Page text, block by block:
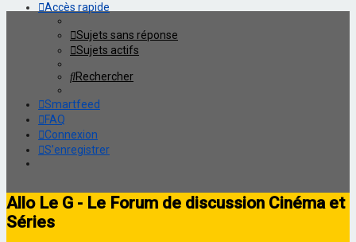
Accès rapide
Sujets sans réponse
Sujets actifs
Rechercher
Smartfeed
FAQ
Connexion
S’enregistrer
Allo Le G - Le Forum de discussion Cinéma et
Séries